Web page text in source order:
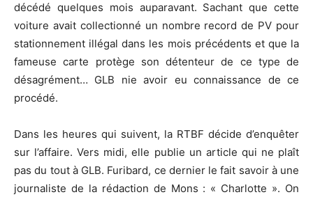
décédé quelques mois auparavant. Sachant que cette
voiture avait collectionné un nombre record de PV pour
stationnement illégal dans les mois précédents et que la
fameuse carte protège son détenteur de ce type de
désagrément… GLB nie avoir eu connaissance de ce
procédé.
Dans les heures qui suivent, la RTBF décide d’enquêter
sur l’affaire. Vers midi, elle publie un article qui ne plaît
pas du tout à GLB. Furibard, ce dernier le fait savoir à une
journaliste de la rédaction de Mons : « Charlotte ». On